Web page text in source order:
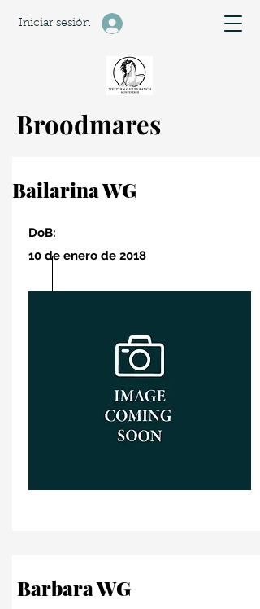
Iniciar sesión
Broodmares
Bailarina WG
DoB:
10 de enero de 2018
Barbara WG